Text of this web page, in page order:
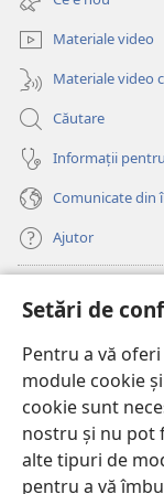
Setări de
Pentru a vă
module cookie
cookie sunt
nostru și nu pot
alte tipuri de
pentru a vă
nouă)
o
fereastră
nouă)
Materiale video
Materiale video
Căutare
Informații
Comunicate din
Ajutor
(se
deschide
o
fereastră
nouă)
Watchtower –
(se
deschide
o
fereastră
JW Hub ®
(se
deschide
o
fereastră
JW Library®